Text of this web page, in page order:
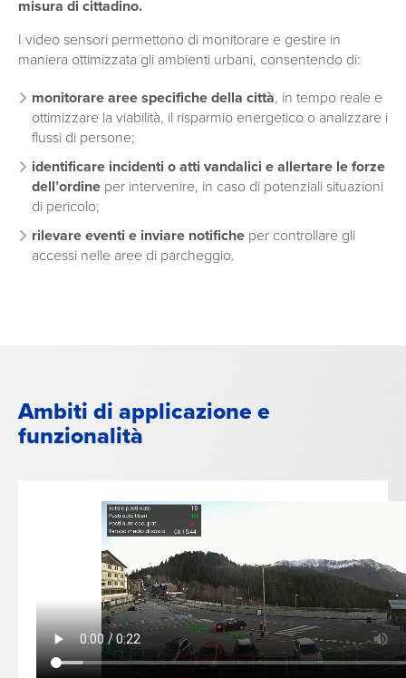
misura di cittadino.
I video sensori permettono di monitorare e gestire in
maniera ottimizzata gli ambienti urbani, consentendo di:
monitorare aree specifiche della città, in tempo reale e
ottimizzare la viabilità, il risparmio energetico o analizzare i
flussi di persone;
identificare incidenti o atti vandalici e allertare le forze
dell’ordine per intervenire, in caso di potenziali situazioni
di pericolo;
rilevare eventi e inviare notifiche per controllare gli
accessi nelle aree di parcheggio.
Ambiti di applicazione e
funzionalità